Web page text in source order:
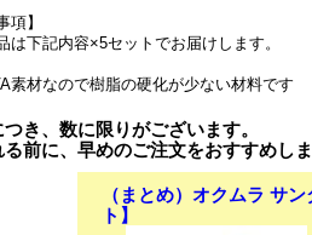
項】
は下記内容×5セットでお届けします。
素材なので樹脂の硬化が少ない材料です
き、数に限りがございます。
前に、早めのご注文をおすすめしま
（まとめ）オクムラ サ
ト】